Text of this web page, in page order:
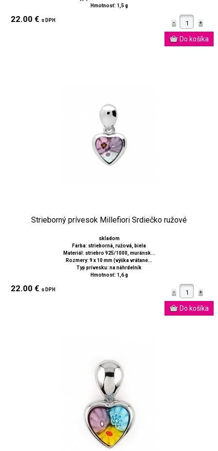
Hmotnosť: 1,5 g
22.00 € s DPH
Strieborný prívesok Millefiori Srdiečko ružové
skladom
Farba: strieborná, ružová, biela
Materiál: striebro 925/1000, muránsk...
Rozmery: 9 x 10 mm (výška vrátane...
Typ prívesku: na náhrdelník
Hmotnosť: 1,6 g
22.00 € s DPH